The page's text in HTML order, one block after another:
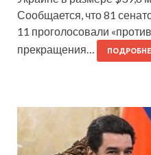
Сообщается, что 81
11 проголосовали
прекращения…